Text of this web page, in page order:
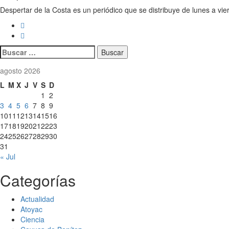
Despertar de la Costa es un periódico que se distribuye de lunes a
Buscar:
agosto 2026
L M X J V S D
1 2
3 4 5 6 7 8 9
1011 1213141516
17181920212223
24252627282930
31
« Jul
Categorías
Actualidad
Atoyac
Ciencia